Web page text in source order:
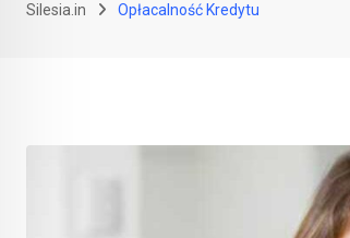
Silesia.in Opłacalność Kredytu